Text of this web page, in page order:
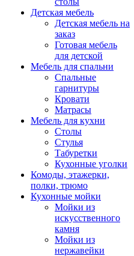
Детская мебель
Детская мебель на
заказ
Готовая мебель
для детской
Мебель для спальни
Спальные
гарнитуры
Кровати
Матрасы
Мебель для кухни
Столы
Стулья
Табуретки
Кухонные уголки
Комоды, этажерки,
полки, трюмо
Кухонные мойки
Мойки из
искусственного
камня
Мойки из
нержавейки